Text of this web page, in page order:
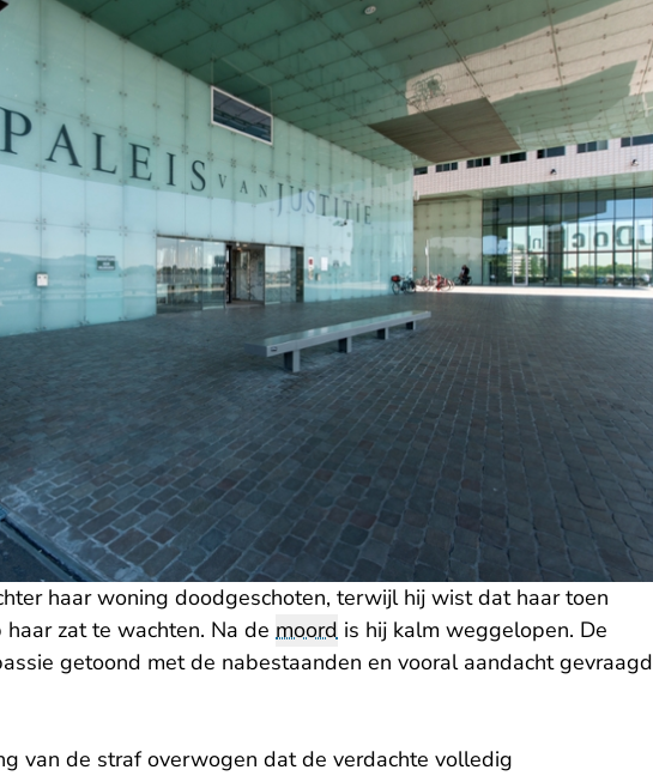
haar woning doodgeschoten, terwijl hij wist dat haar toen
zat te wachten. Na de moord is hij kalm weggelopen. De
getoond met de nabestaanden en vooral aandacht gevraagd
van de straf overwogen dat de verdachte volledig